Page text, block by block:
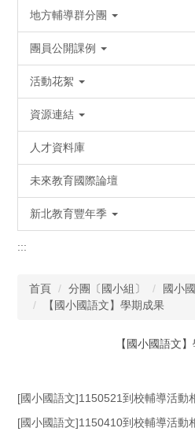
地方輔導群分團
團員公開課例
活動花絮
資源連結
人才資料庫
未來教育國際論壇
新北教育豐年季
:::
首頁 分團〔國小組〕
國小
【國小國語文】學期成果
【國小國語文
[國小國語文]1150521到校輔導活動
[國小國語文]1150410到校輔導活動